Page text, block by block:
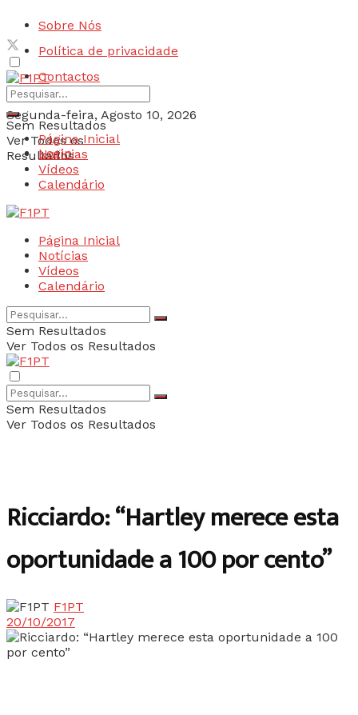
Sobre Nós
Política de privacidade
Contactos
Segunda-feira, Agosto 10, 2026
Login
Sem Resultados
Ver Todos os
Resultados
Página Inicial
Notícias
Vídeos
Calendário
Página Inicial
Notícias
Vídeos
Calendário
Sem Resultados
Ver Todos os Resultados
Sem Resultados
Ver Todos os Resultados
Ricciardo: “Hartley merece esta
oportunidade a 100 por cento”
F1PT
20/10/2017